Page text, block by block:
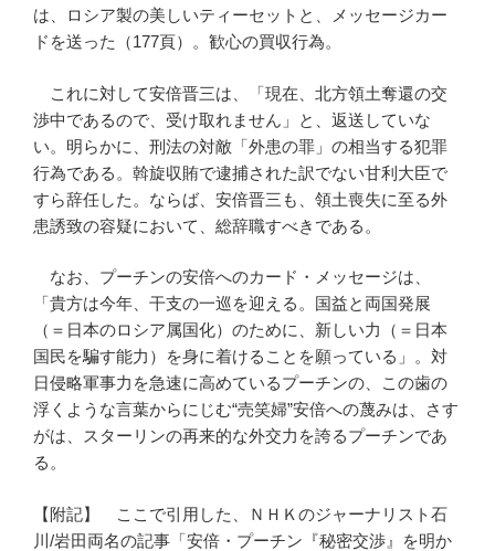
は、ロシア製の美しいティーセットと、メッセージカー
ドを送った（177頁）。歓心の買収行為。
これに対して安倍晋三は、「現在、北方領土奪還の交
渉中であるので、受け取れません」と、返送していな
い。明らかに、刑法の対敵「外患の罪」の相当する犯罪
行為である。斡旋収賄で逮捕された訳でない甘利大臣で
すら辞任した。ならば、安倍晋三も、領土喪失に至る外
患誘致の容疑において、総辞職すべきである。
なお、プーチンの安倍へのカード・メッセージは、
「貴方は今年、干支の一巡を迎える。国益と両国発展
（＝日本のロシア属国化）のために、新しい力（＝日本
国民を騙す能力）を身に着けることを願っている」。対
日侵略軍事力を急速に高めているプーチンの、この歯の
浮くような言葉からにじむ“売笑婦”安倍への蔑みは、さす
がは、スターリンの再来的な外交力を誇るプーチンであ
る。
【附記】 ここで引用した、ＮＨＫのジャーナリスト石
川/岩田両名の記事「安倍・プーチン『秘密交渉』を明か